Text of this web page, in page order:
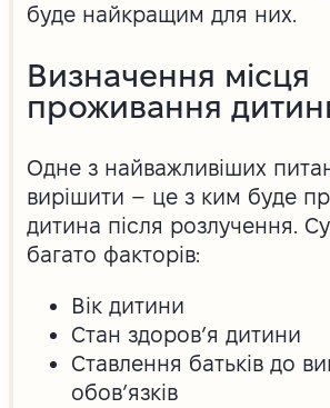
буде найкращим для них.
Визначення місця
проживання
Одне з найважливіших
вирішити – це з ким буде
дитина після розлучення.
багато факторів:
Вік дитини
Стан здоров’я дитини
Ставлення батьків до
обов’язків